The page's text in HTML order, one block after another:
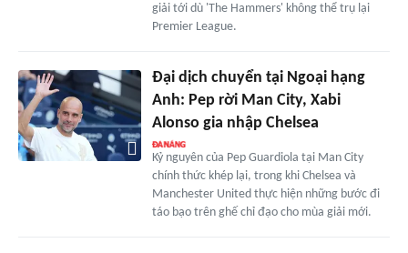
giải tới dù 'The Hammers' không thể trụ lại
Premier League.
Đại dịch chuyển tại Ngoại hạng
Anh: Pep rời Man City, Xabi
Alonso gia nhập Chelsea
Kỷ nguyên của Pep Guardiola tại Man City
chính thức khép lại, trong khi Chelsea và
Manchester United thực hiện những bước đi
táo bạo trên ghế chỉ đạo cho mùa giải mới.